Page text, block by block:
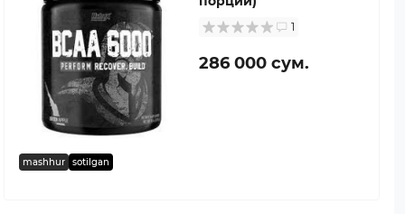
mashhur sotilgan
1
286 000 сум.